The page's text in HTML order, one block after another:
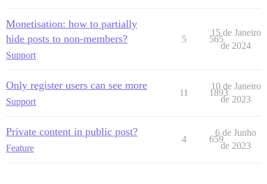
Monetisation: how to partially
hide posts to non-members?
Support
5 565
15 de Janeiro
de 2024
Only register users can see more
Support
11 1893
10 de Janeiro
de 2023
Private content in public post?
Feature
4 659
6 de Junho
de 2023